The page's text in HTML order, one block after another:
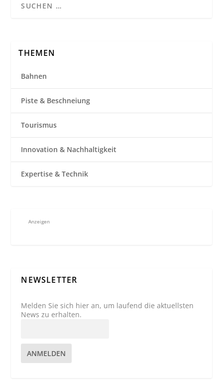
THEMEN
Bahnen
Piste & Beschneiung
Tourismus
Innovation & Nachhaltigkeit
Expertise & Technik
Anzeigen
NEWSLETTER
Melden Sie sich hier an, um laufend die aktuellsten
News zu erhalten.
ANMELDEN